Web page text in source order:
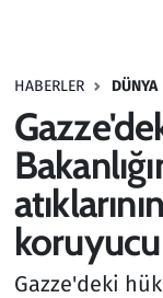
HABERLER DÜNYA
koruyucu
Gazze'deki
Haber
Kültür Sanat
Kurumsal
Lezzet